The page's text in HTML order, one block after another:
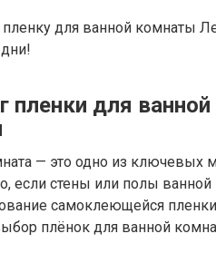
для ванной комнаты
пленки для
— это одно из ключевых
если стены или полы
самоклеющейся
плёнок для ванной